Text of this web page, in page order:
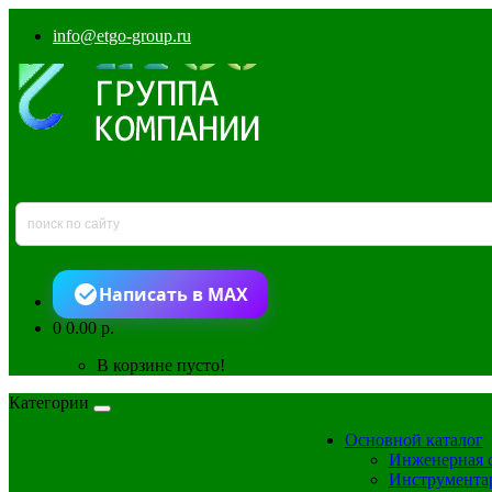
info@etgo-group.ru
Написать в MAX
00.00 р.
В корзине пусто!
Категории
Основной каталог
Инженерная